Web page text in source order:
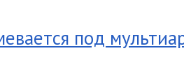
под